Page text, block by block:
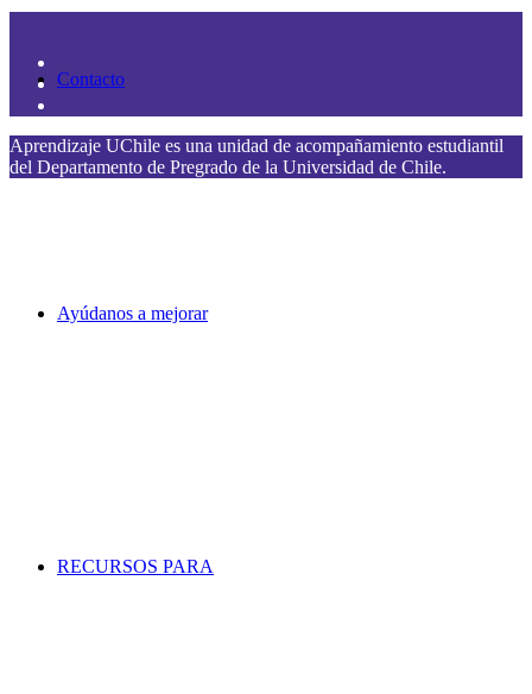
Contacto
Ayúdanos a mejorar
RECURSOS PARA
Aprendizaje UChile es una unidad de acompañamiento estudiantil
del Departamento de Pregrado de la Universidad de Chile.